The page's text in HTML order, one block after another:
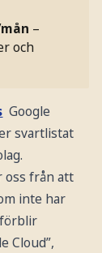
–
och
Google
svartlistat
oss från att
inte har
Cloud”,